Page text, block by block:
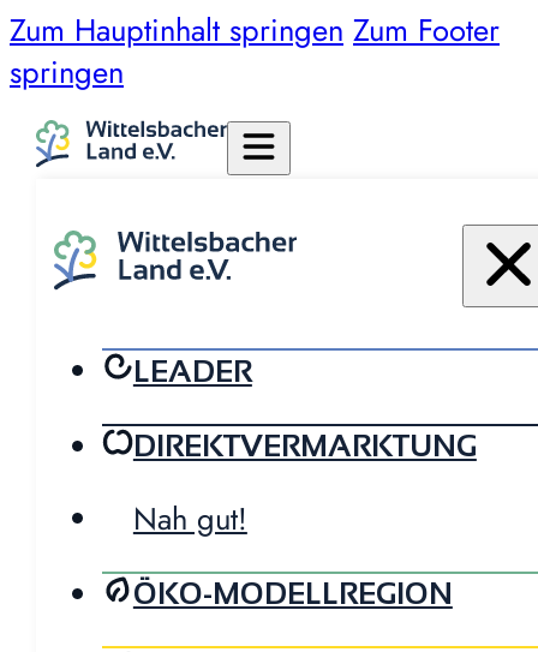
Zum Hauptinhalt springen Zum Footer
springen
LEADER
DIREKTVERMARKTUNG
Nah gut!
ÖKO-MODELLREGION